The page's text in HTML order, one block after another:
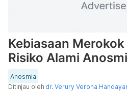
Kebiasaan
Risiko Alami
Anosmia
Ditinjau oleh dr. Verury Verona